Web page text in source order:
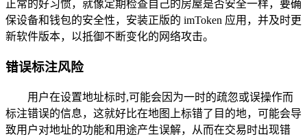
正常的好习惯，就像定期检查自己的房屋是否安全一样，要确
保设备和钱包的安全性，安装正版的 imToken 应用，并及时更
新软件版本，以抵御不断变化的网络攻击。
错误标注风险
用户在设置地址标时,可能会因为一时的疏忽或误操作而
标注错误的信息，这就好比在地图上标错了目的地，可能会导
致用户对地址的功能和用途产生误解，从而在交易时出现错